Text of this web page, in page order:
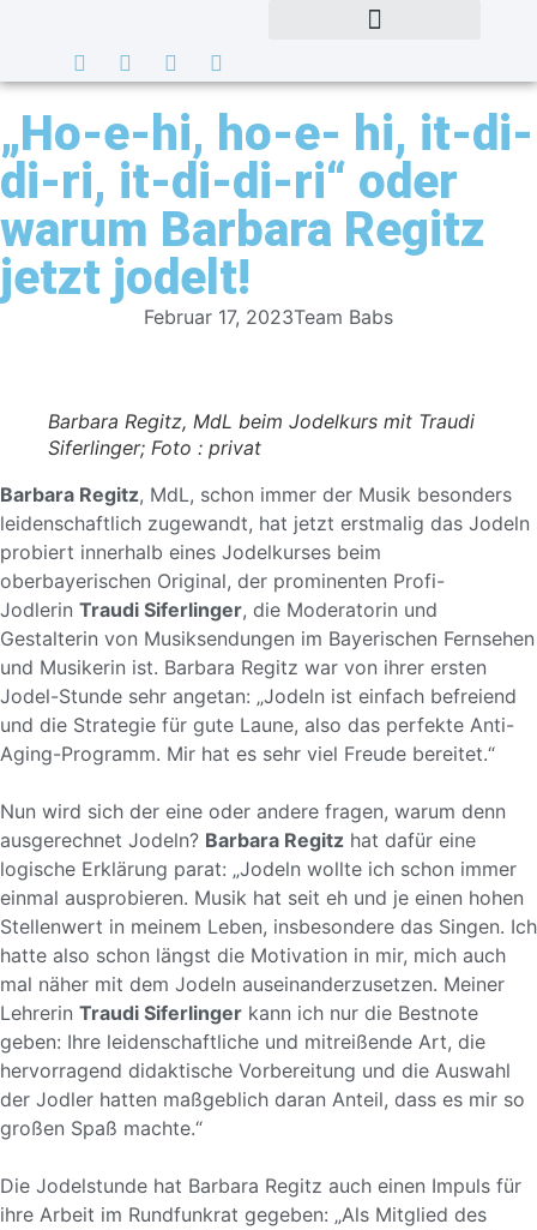
„Ho-e-hi, ho-e- hi, it-di-
di-ri, it-di-di-ri“ oder
warum Barbara Regitz
jetzt jodelt!
Februar 17, 2023Team Babs
Barbara Regitz, MdL beim Jodelkurs mit Traudi
Siferlinger; Foto : privat
Barbara Regitz, MdL, schon immer der Musik besonders
leidenschaftlich zugewandt, hat jetzt erstmalig das Jodeln
probiert innerhalb eines Jodelkurses beim
oberbayerischen Original, der prominenten Profi-
Jodlerin Traudi Siferlinger, die Moderatorin und
Gestalterin von Musiksendungen im Bayerischen Fernsehen
und Musikerin ist. Barbara Regitz war von ihrer ersten
Jodel-Stunde sehr angetan: „Jodeln ist einfach befreiend
und die Strategie für gute Laune, also das perfekte Anti-
Aging-Programm. Mir hat es sehr viel Freude bereitet.“
Nun wird sich der eine oder andere fragen, warum denn
ausgerechnet Jodeln? Barbara Regitz hat dafür eine
logische Erklärung parat: „Jodeln wollte ich schon immer
einmal ausprobieren. Musik hat seit eh und je einen hohen
Stellenwert in meinem Leben, insbesondere das Singen. Ich
hatte also schon längst die Motivation in mir, mich auch
mal näher mit dem Jodeln auseinanderzusetzen. Meiner
Lehrerin Traudi Siferlinger kann ich nur die Bestnote
geben: Ihre leidenschaftliche und mitreißende Art, die
hervorragend didaktische Vorbereitung und die Auswahl
der Jodler hatten maßgeblich daran Anteil, dass es mir so
großen Spaß machte.“
Die Jodelstunde hat Barbara Regitz auch einen Impuls für
ihre Arbeit im Rundfunkrat gegeben: „Als Mitglied des